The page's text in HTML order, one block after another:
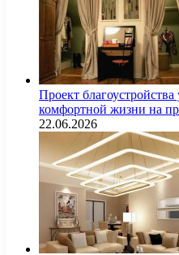
Проект благоустройства
комфортной жизни на
22.06.2026